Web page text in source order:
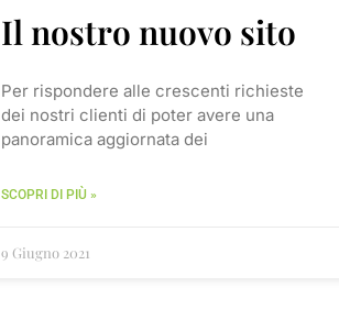
Il nostro nuovo sito
Per rispondere alle crescenti richieste
dei nostri clienti di poter avere una
panoramica aggiornata dei
SCOPRI DI PIÙ »
9 Giugno 2021